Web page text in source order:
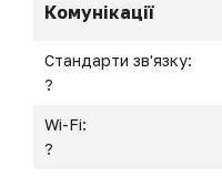
Комунікації
Стандарти зв'язку:
?
Wi-Fi:
?